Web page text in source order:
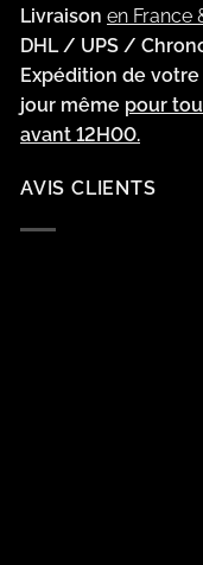
Livraison en France
DHL / UPS /
Expédition de
jour même pour
avant 12H00.
AVIS CLIENTS